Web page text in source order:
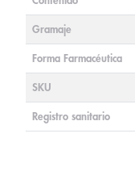
Gramaje
Forma Farmacéutica
SKU
Registro sanitario